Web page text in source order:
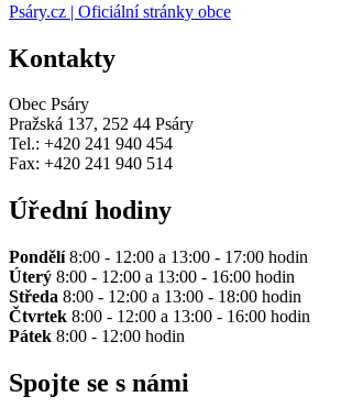
Psáry.cz | Oficiální stránky obce
Kontakty
Obec Psáry
Pražská 137, 252 44 Psáry
Tel.: +420 241 940 454
Fax: +420 241 940 514
Úřední hodiny
Pondělí8:00 - 12:00 a 13:00 - 17:00 hodin
Úterý 8:00 - 12:00 a 13:00 - 16:00 hodin
Středa 8:00 - 12:00 a 13:00 - 18:00 hodin
Čtvrtek 8:00 - 12:00 a 13:00 - 16:00 hodin
Pátek 8:00 - 12:00 hodin
Spojte se s námi